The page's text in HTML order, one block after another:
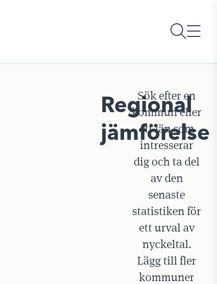
Regional
jämförelse
Sök efter en
kommun eller
ett län som
intresserar
dig och ta del
av den
senaste
statistiken för
ett urval av
nyckeltal.
Lägg till fler
kommuner